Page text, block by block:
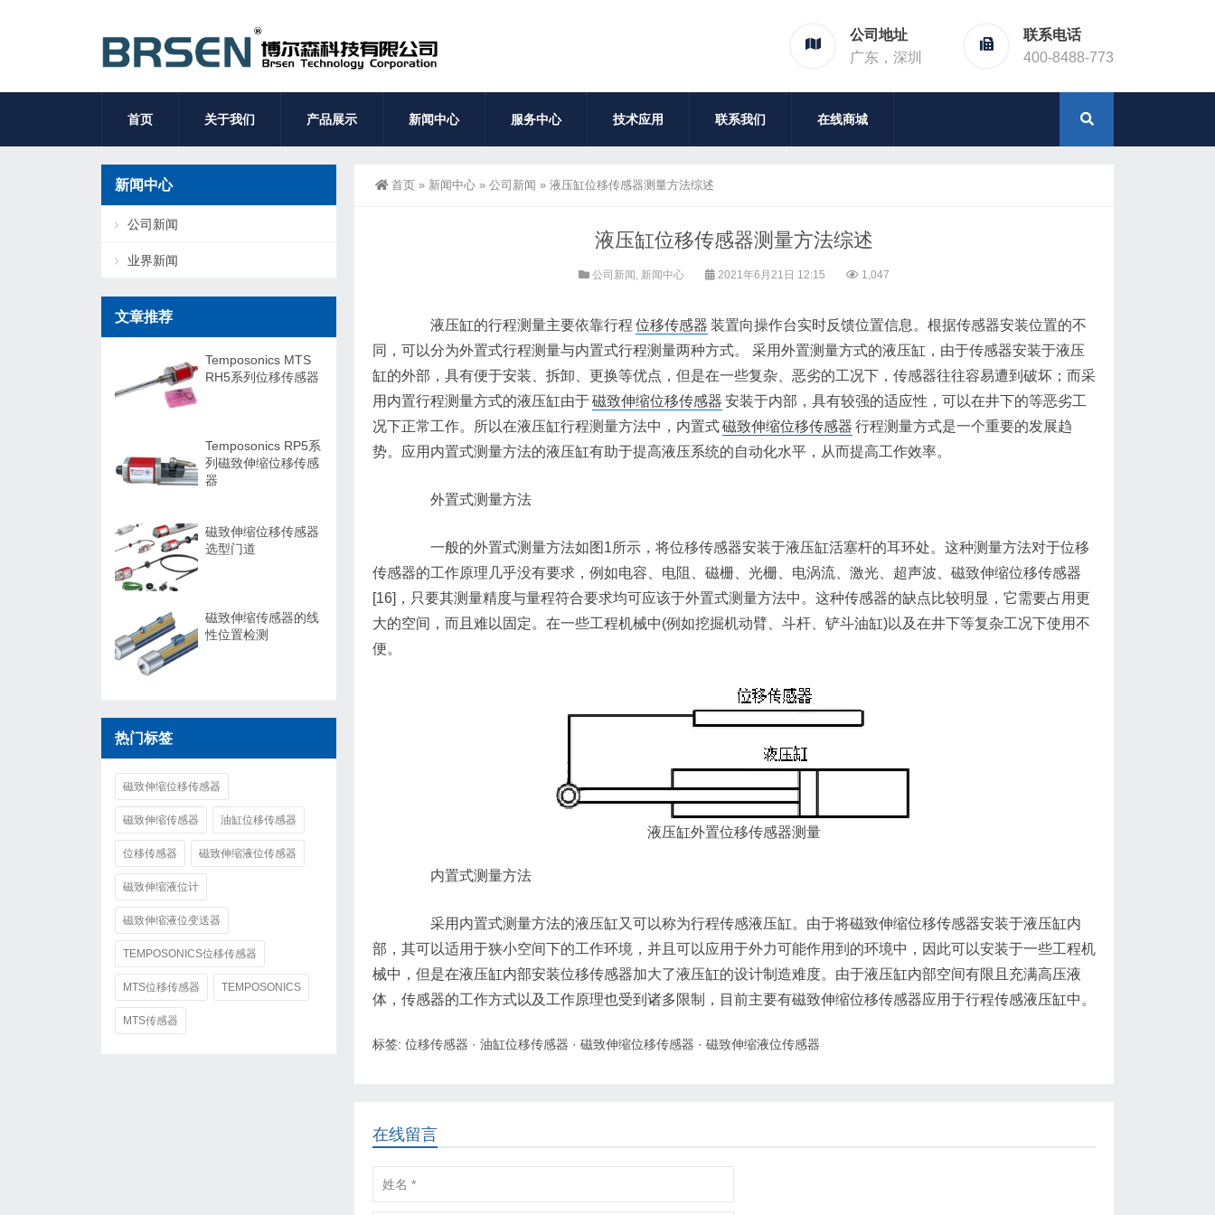
公司地址
广东，深圳
联系电话
400-8488-773
首页 关于我们 产品展示 新闻中心 服务中心 技术应用 联系我们 在线商城
首页 » 新闻中心 » 公司新闻 » 液压缸位移传感器测量方法综述
液压缸位移传感器测量方法综述
公司新闻 , 新闻中心 2021年6月21日 12:15 1,047
液压缸的行程测量主要依靠行程 位移传感器 装置向操作台实时反馈位置信息。根据传感器安装位置的不
同，可以分为外置式行程测量与内置式行程测量两种方式。 采用外置测量方式的液压缸，由于传感器安装于液压
缸的外部，具有便于安装、拆卸、更换等优点，但是在一些复杂、恶劣的工况下，传感器往往容易遭到破坏；而采
用内置行程测量方式的液压缸由于磁致伸缩位移传感器 安装于内部，具有较强的适应性，可以在井下的等恶劣工
况下正常工作。所以在液压缸行程测量方法中，内置式磁致伸缩位移传感器 行程测量方式是一个重要的发展趋
势。应用内置式测量方法的液压缸有助于提高液压系统的自动化水平，从而提高工作效率。
外置式测量方法
一般的外置式测量方法如图1所示，将位移传感器安装于液压缸活塞杆的耳环处。这种测量方法对于位移
传感器的工作原理几乎没有要求，例如电容、电阻、磁栅、光栅、电涡流、激光、超声波、磁致伸缩位移传感器
[16]，只要其测量精度与量程符合要求均可应该于外置式测量方法中。这种传感器的缺点比较明显，它需要占用更
大的空间，而且难以固定。在一些工程机械中(例如挖掘机动臂、斗杆、铲斗油缸)以及在井下等复杂工况下使用不
便。
液压缸外置位移传感器测量
内置式测量方法
采用内置式测量方法的液压缸又可以称为行程传感液压缸。由于将磁致伸缩位移传感器安装于液压缸内
部，其可以适用于狭小空间下的工作环境，并且可以应用于外力可能作用到的环境中，因此可以安装于一些工程机
械中，但是在液压缸内部安装位移传感器加大了液压缸的设计制造难度。由于液压缸内部空间有限且充满高压液
体，传感器的工作方式以及工作原理也受到诸多限制，目前主要有磁致伸缩位移传感器应用于行程传感液压缸中。
标签: 位移传感器 · 油缸位移传感器 · 磁致伸缩位移传感器 · 磁致伸缩液位传感器
在线留言
新闻中心
公司新闻
业界新闻
文章推荐
Temposonics MTS
RH5系列位移传感器
Temposonics RP5系
列磁致伸缩位移传感
器
磁致伸缩位移传感器
选型门道
磁致伸缩传感器的线
性位置检测
热门标签
磁致伸缩位移传感器
磁致伸缩传感器 油缸位移传感器
位移传感器 磁致伸缩液位传感器
磁致伸缩液位计
磁致伸缩液位变送器
TEMPOSONICS位移传感器
MTS位移传感器 TEMPOSONICS
MTS传感器